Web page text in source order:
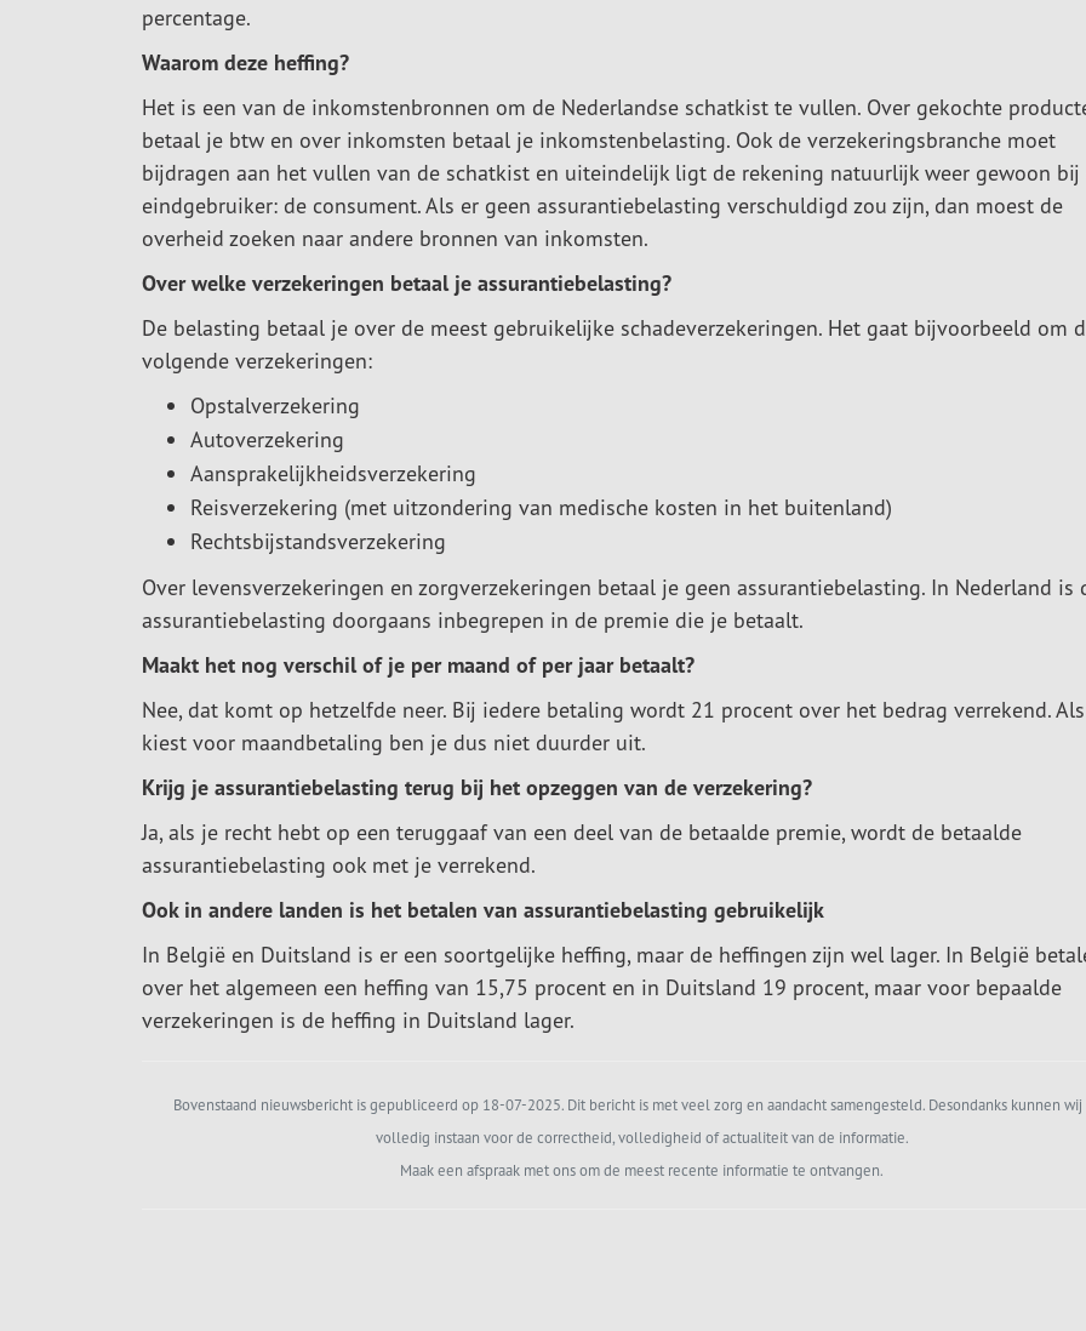
percentage.
Waarom deze heffing?
Het is een van de inkomstenbronnen om de Nederlandse schatkist te vullen. Over gekochte
betaal je btw en over inkomsten betaal je inkomstenbelasting. Ook de verzekeringsbranche moet
bijdragen aan het vullen van de schatkist en uiteindelijk ligt de rekening natuurlijk weer gewoon bij
eindgebruiker: de consument. Als er geen assurantiebelasting verschuldigd zou zijn, dan moest de
overheid zoeken naar andere bronnen van inkomsten.
Over welke verzekeringen betaal je assurantiebelasting?
De belasting betaal je over de meest gebruikelijke schadeverzekeringen. Het gaat bijvoorbeeld om
volgende verzekeringen:
Opstalverzekering
Autoverzekering
Aansprakelijkheidsverzekering
Reisverzekering (met uitzondering van medische kosten in het buitenland)
Rechtsbijstandsverzekering
Over levensverzekeringen en zorgverzekeringen betaal je geen assurantiebelasting. In Nederland is
assurantiebelasting doorgaans inbegrepen in de premie die je betaalt.
Maakt het nog verschil of je per maand of per jaar betaalt?
Nee, dat komt op hetzelfde neer. Bij iedere betaling wordt 21 procent over het bedrag verrekend.
kiest voor maandbetaling ben je dus niet duurder uit.
Krijg je assurantiebelasting terug bij het opzeggen van de verzekering?
Ja, als je recht hebt op een teruggaaf van een deel van de betaalde premie, wordt de betaalde
assurantiebelasting ook met je verrekend.
Ook in andere landen is het betalen van assurantiebelasting gebruikelijk
In België en Duitsland is er een soortgelijke heffing, maar de heffingen zijn wel lager. In België
over het algemeen een heffing van 15,75 procent en in Duitsland 19 procent, maar voor bepaalde
verzekeringen is de heffing in Duitsland lager.
Bovenstaand nieuwsbericht is gepubliceerd op 18-07-2025. Dit bericht is met veel zorg en aandacht samengesteld. Desondanks kunnen
volledig instaan voor de correctheid, volledigheid of actualiteit van de informatie.
Maak een afspraak met ons om de meest recente informatie te ontvangen.